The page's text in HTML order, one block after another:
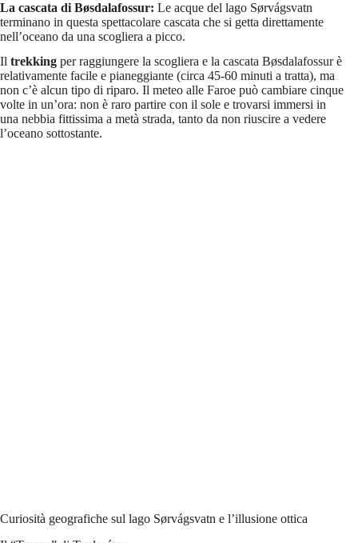
La cascata di Bøsdalafossur: Le acque del lago Sørvágsvatn
terminano in questa spettacolare cascata che si getta direttamente
nell’oceano da una scogliera a picco.
Il trekking per raggiungere la scogliera e la cascata Bøsdalafossur è
relativamente facile e pianeggiante (circa 45-60 minuti a tratta), ma
non c’è alcun tipo di riparo. Il meteo alle Faroe può cambiare cinque
volte in un’ora: non è raro partire con il sole e trovarsi immersi in
una nebbia fittissima a metà strada, tanto da non riuscire a vedere
l’oceano sottostante.
Curiosità geografiche sul lago Sørvágsvatn e l’illusione ottica